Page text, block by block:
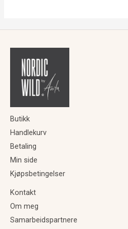
Butikk
Handlekurv
Betaling
Min side
Kjøpsbetingelser
Kontakt
Om meg
Samarbeidspartnere